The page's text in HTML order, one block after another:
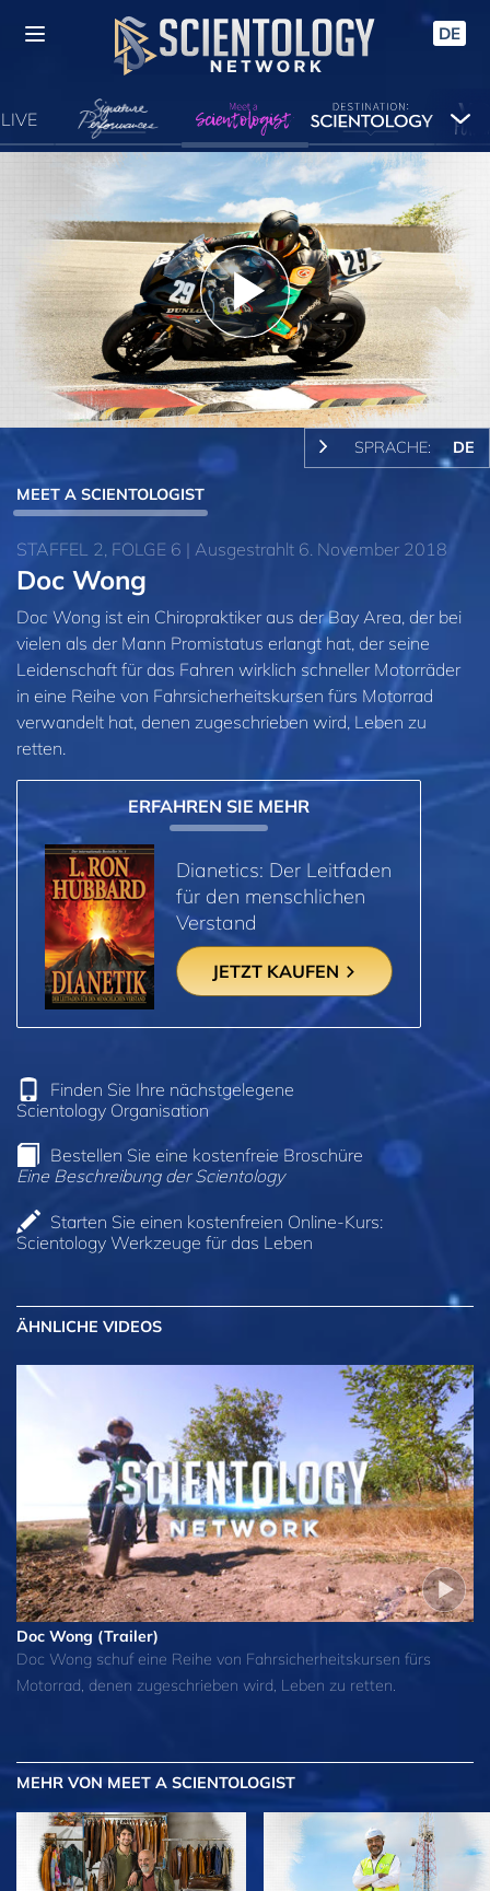
DE
LIVE
Play
Video
SPRACHE: DE
MEET A SCIENTOLOGIST
STAFFEL 2, FOLGE 6 | Ausgestrahlt 6. November 2018
Doc Wong
Doc Wong ist ein Chiropraktiker aus der Bay Area, der bei
vielen als der Mann Promistatus erlangt hat, der seine
Leidenschaft für das Fahren wirklich schneller Motorräder
in eine Reihe von Fahrsicherheitskursen fürs Motorrad
verwandelt hat, denen zugeschrieben wird, Leben zu
retten.
ERFAHREN SIE MEHR
Dianetics: Der Leitfaden
für den menschlichen
Verstand
JETZT KAUFEN
Finden Sie Ihre nächstgelegene
Scientology Organisation
Bestellen Sie eine kostenfreie Broschüre
Eine Beschreibung der Scientology
Starten Sie einen kostenfreien Online-Kurs:
Scientology Werkzeuge für das Leben
ÄHNLICHE VIDEOS
Doc Wong (Trailer)
Doc Wong schuf eine Reihe von Fahrsicherheitskursen fürs
Motorrad, denen zugeschrieben wird, Leben zu retten.
MEHR VON MEET A SCIENTOLOGIST